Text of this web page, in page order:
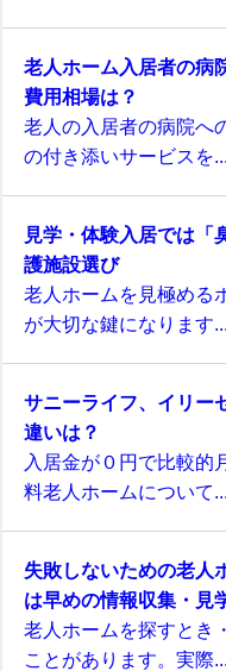
老人ホーム入居者の病
費用相場は？
老人の入居者の病院へ
の付き添いサービスを...
見学・体験入居では「
護施設選び
老人ホームを見極める
が大切な鍵になります...
サニーライフ、イリー
違いは？
入居金が０円で比較的
料老人ホームについて...
失敗しないための老人
は早めの情報収集・見
老人ホームを探すとき
ことがあります。実際...